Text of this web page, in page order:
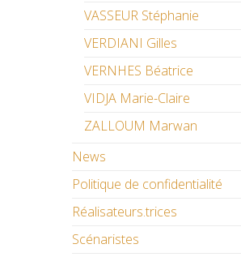
VASSEUR Stéphanie
VERDIANI Gilles
VERNHES Béatrice
VIDJA Marie-Claire
ZALLOUM Marwan
News
Politique de confidentialité
Réalisateurs.trices
Scénaristes